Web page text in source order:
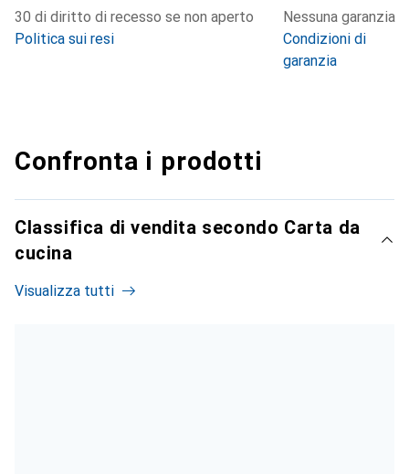
30 di diritto di recesso se non aperto
Politica sui resi
Nessuna garanzia
Condizioni di
garanzia
Confronta i prodotti
Classifica di vendita secondo Carta da
cucina
Visualizza tutti